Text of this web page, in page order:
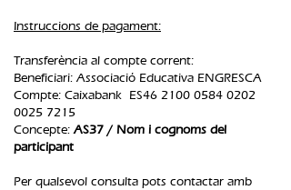
Instruccions de pagament:
Transferència al compte corrent:
Beneficiari: Associació Educativa ENGRESCA
Compte: Caixabank ES46 2100 0584 0202
0025 7215
Concepte:AS37 / Nom i cognoms del
participant
Per qualsevol consulta pots contactar amb